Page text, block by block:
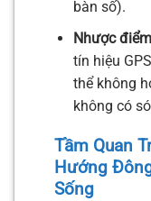
bàn số).
Nhược
tín hiệu
thể không
không có
Tầm Quan
Hướng
Sống